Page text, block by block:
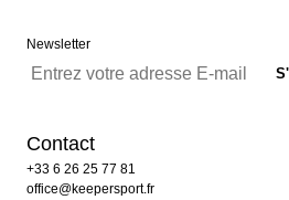
Newsletter
Contact
+33 6 26 25 77 81
office@keepersport.fr